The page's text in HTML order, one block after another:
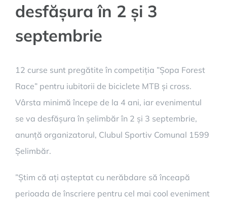
desfășura în 2 și 3
septembrie
12 curse sunt pregătite în competiția ”Șopa Forest
Race” pentru iubitorii de biciclete MTB și cross.
Vârsta minimă începe de la 4 ani, iar evenimentul
se va desfășura în șelimbăr în 2 și 3 septembrie,
anunță organizatorul, Clubul Sportiv Comunal 1599
Șelimbăr.
”Știm că ați așteptat cu nerăbdare să înceapă
perioada de înscriere pentru cel mai cool eveniment